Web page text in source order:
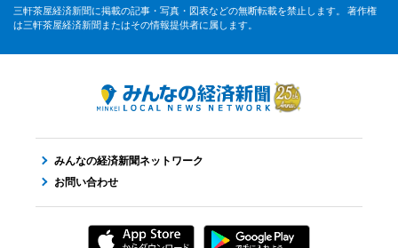
三軒茶屋経済新聞に掲載の記事・写真・図表などの無断転載を禁止します。 著作権
は三軒茶屋経済新聞またはその情報提供者に属します。
みんなの経済新聞ネットワーク
お問い合わせ